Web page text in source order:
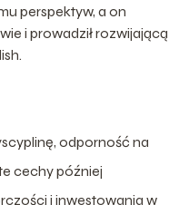
perspektyw, a on
i prowadził rozwijającą
odporność na
cechy później
i inwestowania w